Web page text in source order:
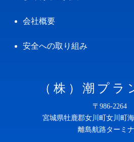
会社概要
安全への取り組み
（株）潮プラ
〒986-2264
宮城県牡鹿郡女川町女川町
離島航路ターミ